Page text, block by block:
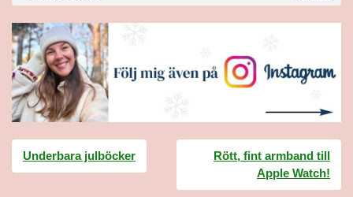
Inläggsnavigering
Underbara julböcker
Rött, fint armband till
Apple Watch!